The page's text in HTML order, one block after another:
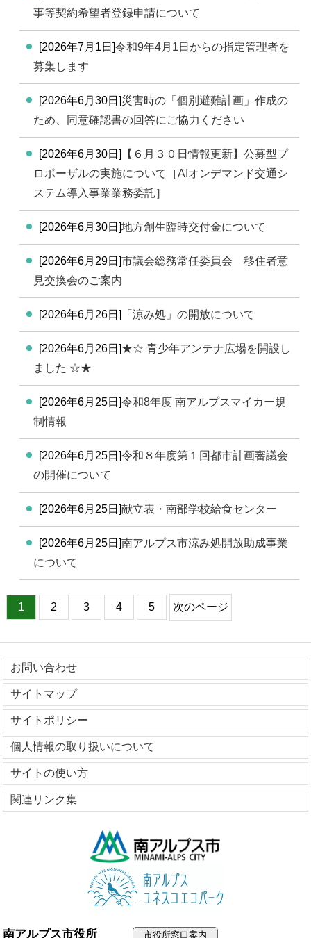
事等契約希望者登録申請について
[2026年7月1日]令和9年4月1日からの指定管理者を
募集します
[2026年6月30日]災害時の「個別避難計画」作成の
ため、同意確認書の回答にご協力ください
[2026年6月30日]
【６月３０日情報更新】公募型プ
ロポーザルの実施について［AIオンデマンド交通シ
ステム導入事業業務委託］
[2026年6月30日]地方創生臨時交付金について
[2026年6月29日]市議会総務常任委員会 移住者意
見交換会のご案内
[2026年6月26日] 「涼み処」の開放について
[2026年6月26日]★☆ 青少年アンテナ広場を開設し
ました ☆★
[2026年6月25日]令和8年度 南アルプスマイカー規
制情報
[2026年6月25日]令和８年度第１回都市計画審議会
の開催について
[2026年6月25日]献立表・南部学校給食センター
[2026年6月25日]南アルプス市涼み処開放助成事業
について
1 2 3 4 5 次のページ
お問い合わせ
サイトマップ
サイトポリシー
個人情報の取り扱いについて
サイトの使い方
関連リンク集
南アルプス市役所 市役所窓口案内